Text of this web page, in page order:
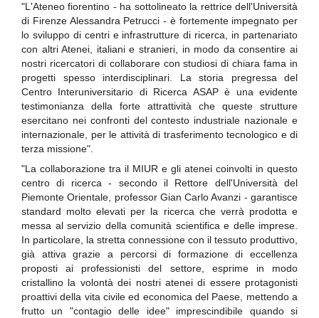
"L'Ateneo fiorentino - ha sottolineato la rettrice dell'Università
di Firenze Alessandra Petrucci - è fortemente impegnato per
lo sviluppo di centri e infrastrutture di ricerca, in partenariato
con altri Atenei, italiani e stranieri, in modo da consentire ai
nostri ricercatori di collaborare con studiosi di chiara fama in
progetti spesso interdisciplinari. La storia pregressa del
Centro Interuniversitario di Ricerca ASAP è una evidente
testimonianza della forte attrattività che queste strutture
esercitano nei confronti del contesto industriale nazionale e
internazionale, per le attività di trasferimento tecnologico e di
terza missione".
"La collaborazione tra il MIUR e gli atenei coinvolti in questo
centro di ricerca - secondo il Rettore dell'Università del
Piemonte Orientale, professor Gian Carlo Avanzi - garantisce
standard molto elevati per la ricerca che verrà prodotta e
messa al servizio della comunità scientifica e delle imprese.
In particolare, la stretta connessione con il tessuto produttivo,
già attiva grazie a percorsi di formazione di eccellenza
proposti ai professionisti del settore, esprime in modo
cristallino la volontà dei nostri atenei di essere protagonisti
proattivi della vita civile ed economica del Paese, mettendo a
frutto un "contagio delle idee" imprescindibile quando si